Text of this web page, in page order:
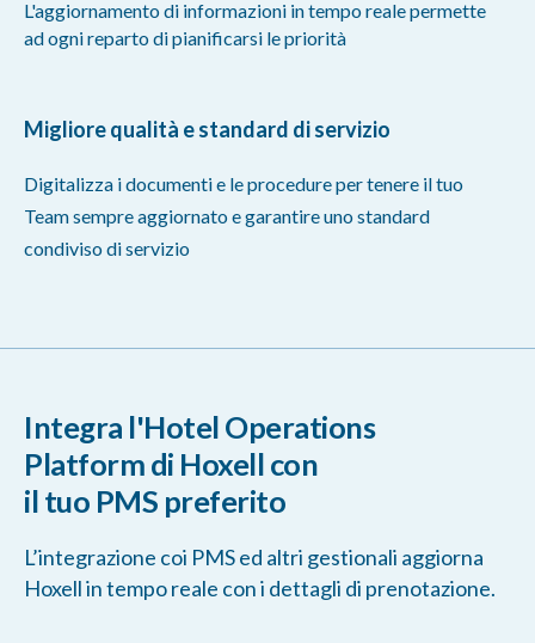
L'aggiornamento di informazioni in tempo reale permette
ad ogni reparto di pianificarsi le priorità
Migliore qualità e standard di servizio
Digitalizza i documenti e le procedure per tenere il tuo
Team sempre aggiornato e garantire uno standard
condiviso di servizio
Integra l'Hotel Operations
Platform di Hoxell con
il tuo PMS preferito
L’integrazione coi PMS ed altri gestionali aggiorna
Hoxell in tempo reale con i dettagli di prenotazione.